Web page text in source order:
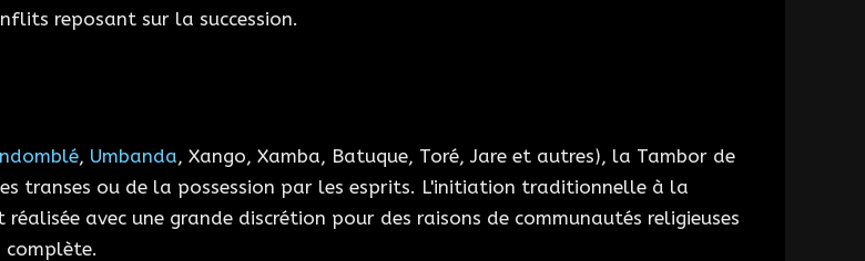
reposant sur la succession.
, Umbanda, Xango, Xamba, Batuque, Toré, Jare et autres), la Tambor de
transes ou de la possession par les esprits. L'initiation traditionnelle à la
avec une grande discrétion pour des raisons de communautés religieuses
complète.